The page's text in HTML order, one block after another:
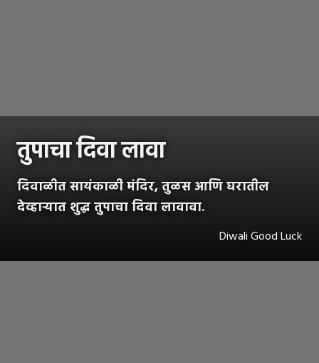
तुपाचा दिवा लावा
दिवाळीत सायंकाळी मंदिर, तुळस आणि घरातील
देव्हाऱ्यात शुद्ध तुपाचा दिवा लावावा.
Diwali Good Luck